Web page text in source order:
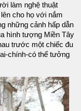
làm nghệ thuật
cho họ với nắm
những cảnh hấp dẫn
hình tượng Miền Tây
trước một chiếc đu
chính-có thể tưởng